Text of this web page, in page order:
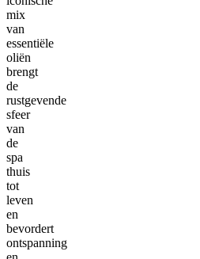
mix
van
essentiële
oliën
brengt
de
rustgevende
sfeer
van
de
spa
thuis
tot
leven
en
bevordert
ontspanning